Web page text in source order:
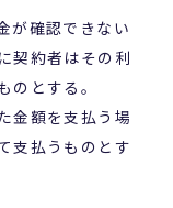
が確認できない
契約者はその利
とする。
金額を支払う場
支払うものとす